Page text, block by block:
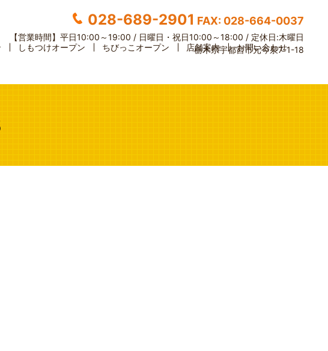
028-689-2901 FAX: 028-664-0037
【営業時間】 平日10:00～19:00 / 日曜日・祝日10:00～18:00 / 定休日:木曜日
栃木県宇都宮市元今泉7-1-18
しもつけオープン ちびっこオープン 店舗案内 お問い合わせ